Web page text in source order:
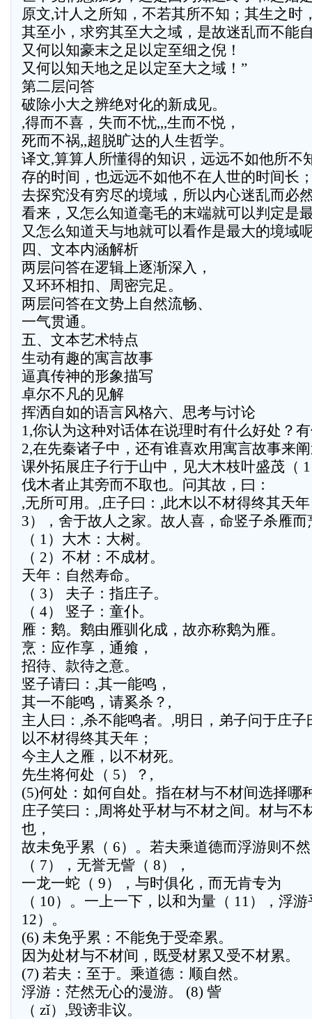
原文,计人之所知，不若其所不知；其生之时
其至小，求穷其至大之域，是故迷乱而不能
又何以知豪末之足以定至细之倪！
又何以知天地之足以定至大之域！”
第二层问答
破除小大之辨绝对化的新成见。
,得而不喜，失而不忧,,,生而不悦，
死而不祸,,超脱旷达的人生哲学。
译文,算算人所懂得的知识，远远不如他所不
存的时间，也远远不如他不在人世的时间长
去探究没有穷尽的境域，所以内心迷乱而必
看来，又怎么知道毫毛的末端就可以判定是
又怎么知道天与地就可以看作是最大的境域
四、文本内涵解析
两层问答在逻辑上逐渐深入，
又环环相扣、周密完足。
两层问答在文势上自然流畅、
一气贯通。
五、文本艺术特点
生动有趣的寓言故事
逼真传神的形象描写
卓尔不凡的见解
挥洒自如的语言风格六、思考与讨论
1,你认为这种对话体在说理时有什么好处？
2,在先秦诸子中，还有谁喜欢用寓言故事来
课外拓展庄子行于山中，见大木枝叶盛茂（
伐木者止其旁而不取也。问其故，曰：
,无所可用。,庄子曰：,此木以不材得终其天
3），舍于故人之家。故人喜，命竖子杀雁而
（ 1）大木：大树。
（ 2）不材：不成材。
天年：自然寿命。
（ 3） 夫子：指庄子。
（ 4） 竖子：童仆。
雁：鹅。鹅由雁驯化成，故亦称鹅为雁。
烹：应作享，通飨，
招待、款待之意。
竖子请曰：,其一能鸣，
其一不能鸣，请奚杀？,
主人曰：,杀不能鸣者。,明日，弟子问于庄子
以不材得终其天年；
今主人之雁，以不材死。
先生将何处（ 5）？,
(5)何处：如何自处。指在材与不材间选择哪
庄子笑曰：,周将处乎材与不材之间。材与不
也，
故未免乎累（ 6）。若夫乘道德而浮游则不然
（ 7），无誉无訾（ 8），
一龙一蛇（ 9），与时俱化，而无肯专为
（ 10）。一上一下，以和为量（ 11），浮
12）。
(6) 未免乎累：不能免于受牵累。
因为处材与不材间，既受材累又受不材累。
(7) 若夫：至于。乘道德：顺自然。
浮游：茫然无心的漫游。 (8) 訾
（ zǐ）,毁谤非议。